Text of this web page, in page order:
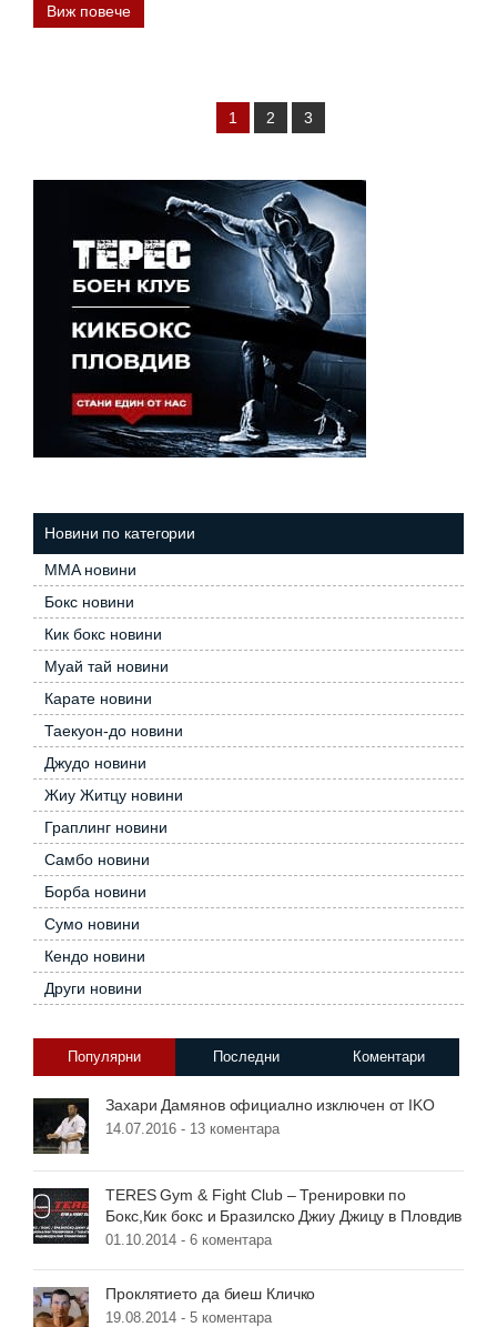
Виж повече
1 2 3
Новини по категории
MMA новини
Бокс новини
Кик бокс новини
Муай тай новини
Карате новини
Таекуон-до новини
Джудо новини
Жиу Житцу новини
Граплинг новини
Самбо новини
Борба новини
Сумо новини
Кендо новини
Други новини
Популярни Последни Коментари
Захари Дамянов официално изключен от IKO
14.07.2016 - 13 коментара
TERES Gym & Fight Club – Тренировки по
Бокс,Кик бокс и Бразилско Джиу Джицу в Пловдив
01.10.2014 - 6 коментара
Проклятието да биеш Кличко
19.08.2014 - 5 коментара